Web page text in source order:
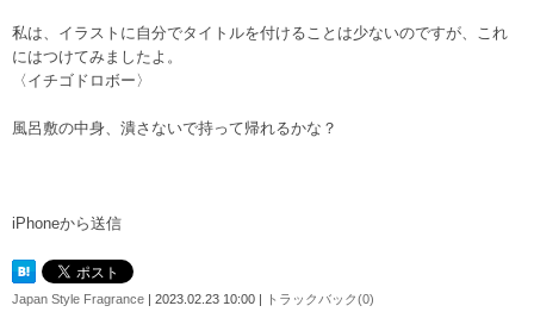
私は、イラストに自分でタイトルを付けることは少ないのですが、これ
にはつけてみましたよ。
〈イチゴドロボー〉
風呂敷の中身、潰さないで持って帰れるかな？
iPhoneから送信
Japan Style Fragrance | 2023.02.23 10:00 | トラックバック(0)